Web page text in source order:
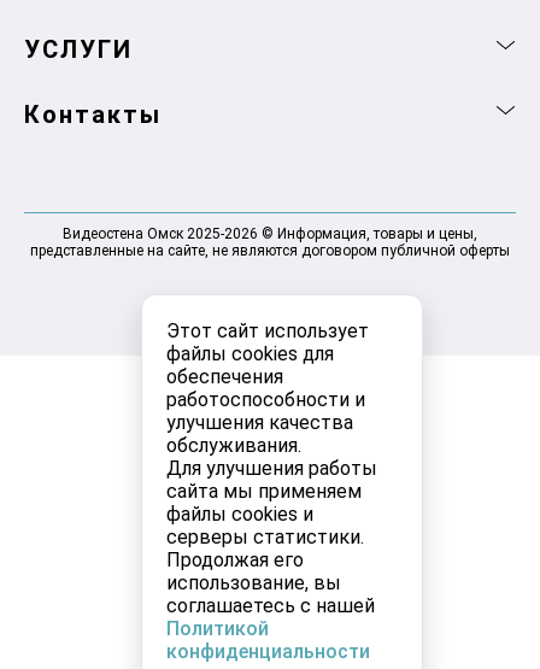
Этот сайт использует
файлы cookies для
обеспечения
работоспособности и
улучшения качества
обслуживания.
Для улучшения работы
сайта мы применяем
файлы cookies и
серверы статистики.
Продолжая его
использование, вы
соглашаетесь с нашей
Политикой
конфиденциальности
УСЛУГИ
Контакты
Видеостена Омск 2025-2026 © Информация, товары и цены,
представленные на сайте, не являются договором публичной оферты